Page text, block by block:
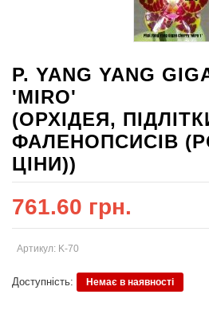
P. YANG YANG
'MIRO'
(ОРХІДЕЯ,
ФАЛЕНОПСИСІВ
ЦІНИ))
761.60 грн.
Артикул: K-70
Доступність: Немає в наявності